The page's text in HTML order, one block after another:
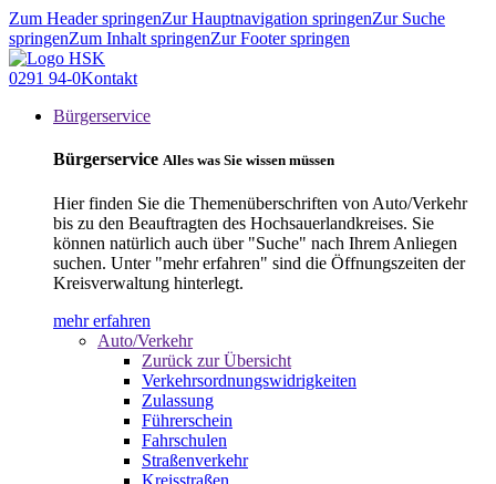
Zum Header springenZur Hauptnavigation springenZur Suche
springenZum Inhalt springenZur Footer springen
0291 94-0Kontakt
Bürgerservice
Bürgerservice Alles was Sie wissen müssen
Hier finden Sie die Themenüberschriften von Auto/Verkehr
bis zu den Beauftragten des Hochsauerlandkreises. Sie
können natürlich auch über "Suche" nach Ihrem Anliegen
suchen. Unter "mehr erfahren" sind die Öffnungszeiten der
Kreisverwaltung hinterlegt.
mehr erfahren
Auto/Verkehr
Zurück zur Übersicht
Verkehrsordnungswidrigkeiten
Zulassung
Führerschein
Fahrschulen
Straßenverkehr
Kreisstraßen